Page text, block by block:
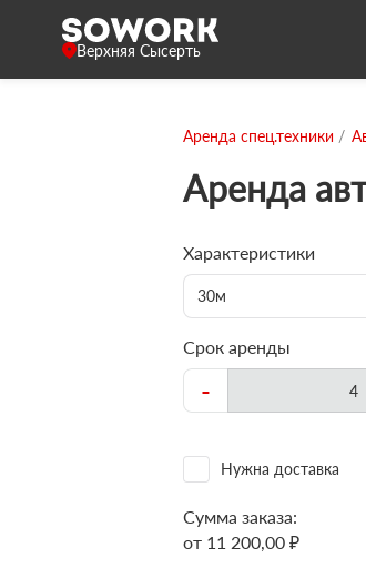
Верхняя Сысерть
Аренда спец.техники
Аренда
Характеристики
30м
Срок аренды
-
Нужна доставка
Сумма заказа:
от 11 200,00 ₽